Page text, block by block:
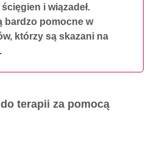
i wiązadeł.
bardzo pomocne w
którzy są skazani na
terapii za pomocą